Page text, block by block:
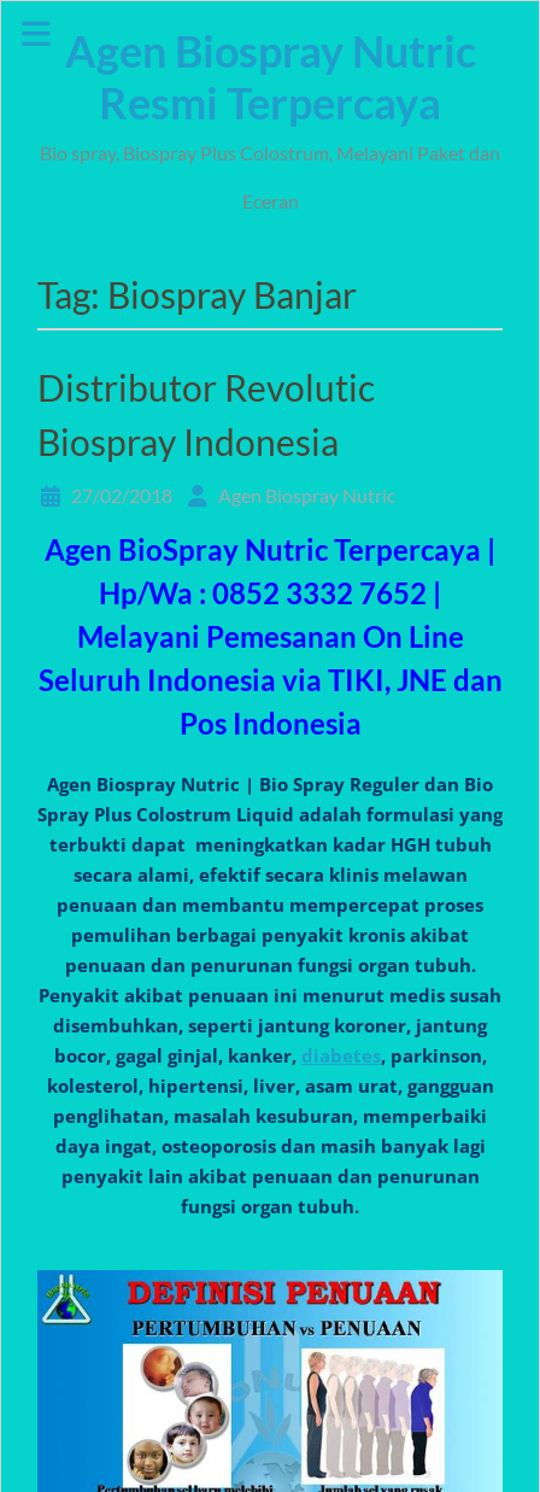
Agen Biospray Nutric
Resmi Terpercaya
Bio spray, Biospray Plus Colostrum, Melayani Paket dan
Eceran
Tag: Biospray Banjar
Distributor Revolutic
Biospray Indonesia
27/02/2018 Agen Biospray Nutric
Agen BioSpray Nutric Terpercaya |
Hp/Wa : 0852 3332 7652 |
Melayani Pemesanan On Line
Seluruh Indonesia via TIKI, JNE dan
Pos Indonesia
Agen Biospray Nutric | Bio Spray Reguler dan Bio
Spray Plus Colostrum Liquid adalah formulasi yang
terbukti dapat meningkatkan kadar HGH tubuh
secara alami, efektif secara klinis melawan
penuaan dan membantu mempercepat proses
pemulihan berbagai penyakit kronis akibat
penuaan dan penurunan fungsi organ tubuh.
Penyakit akibat penuaan ini menurut medis susah
disembuhkan, seperti jantung koroner, jantung
bocor, gagal ginjal, kanker, diabetes, parkinson,
kolesterol, hipertensi, liver, asam urat, gangguan
penglihatan, masalah kesuburan, memperbaiki
daya ingat, osteoporosis dan masih banyak lagi
penyakit lain akibat penuaan dan penurunan
fungsi organ tubuh.